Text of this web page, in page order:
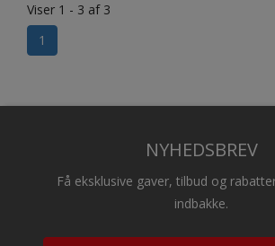
Viser 1 - 3 af 3
1
NYHEDSBREV
Få eksklusive gaver, tilbud og
indbakke.